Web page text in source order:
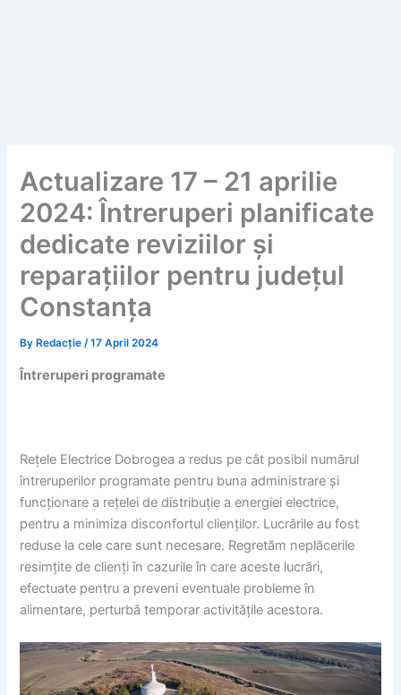
Actualizare 17 – 21 aprilie
2024: Întreruperi planificate
dedicate reviziilor și
reparațiilor pentru județul
Constanța
By Redacție/17 April 2024
Întreruperi programate
Rețele Electrice Dobrogea a redus pe cât posibil numărul
întreruperilor programate pentru buna administrare și
funcționare a rețelei de distribuție a energiei electrice,
pentru a minimiza disconfortul clienților. Lucrările au fost
reduse la cele care sunt necesare. Regretăm neplăcerile
resimțite de clienți în cazurile în care aceste lucrări,
efectuate pentru a preveni eventuale probleme în
alimentare, perturbă temporar activitățile acestora.